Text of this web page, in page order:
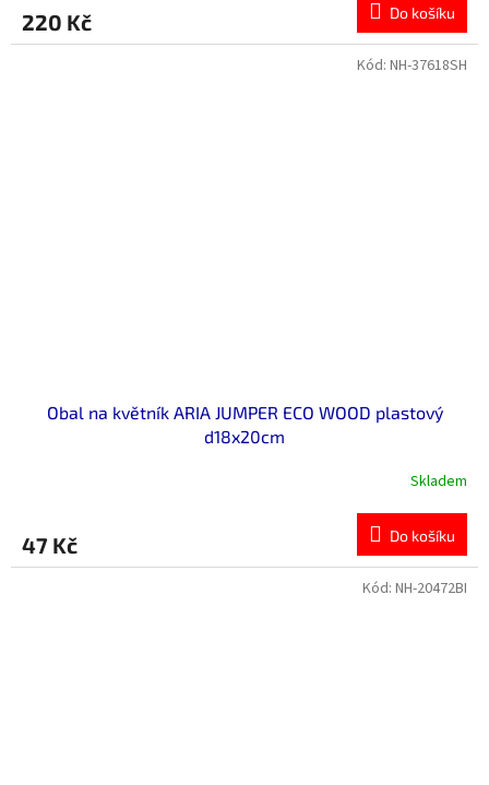
220 Kč Do košíku
Obal na květník ARIA JUMPER ECO WOOD plastový
d18x20cm
Skladem
47 Kč Do košíku
Kód: NH-37618SH
Kód: NH-20472BI